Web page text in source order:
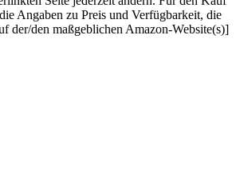
Angaben zu Preis und Verfügbarkeit, die
der/den maßgeblichen Amazon-Website(s)]